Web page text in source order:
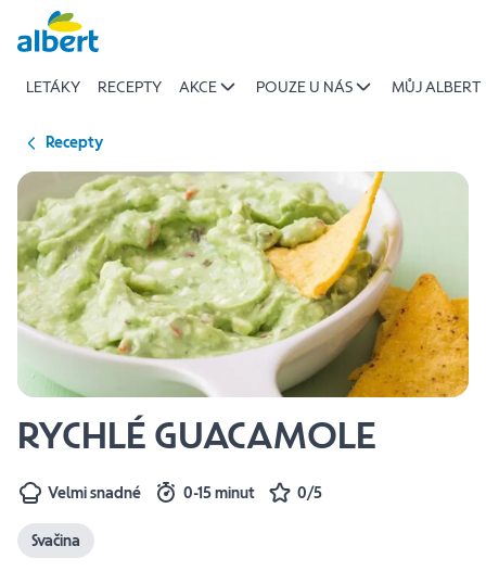
Přeskočit
LETÁKY RECEPTY AKCE POUZE U NÁS MŮJ ALBERT
Recepty
RYCHLÉ GUACAMOLE
Velmi snadné 0-15 minut 0/5
Svačina